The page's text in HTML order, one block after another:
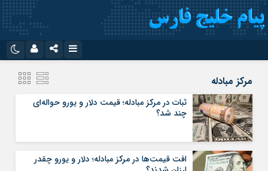
سروش
آپارات
رمز عبور
مرا به خاطر بسپار
مرکز مبادله
ثبات در مرکز مبادله؛ قیمت دلار و یورو حواله‌ای
چند شد؟
افت قیمت‌ها در مرکز مبادله؛ دلار و یورو چقدر